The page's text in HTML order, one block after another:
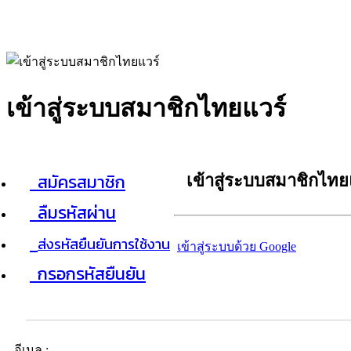
เข้าสู่ระบบสมาชิกไทยแวร์
สมัครสมาชิก
ลืมรหัสผ่าน
ส่งรหัสยืนยันการใช้งาน
กรอกรหัสยืนยัน
เข้าสู่ระบบสมาชิกไท
เข้าสู่ระบบด้วย Google